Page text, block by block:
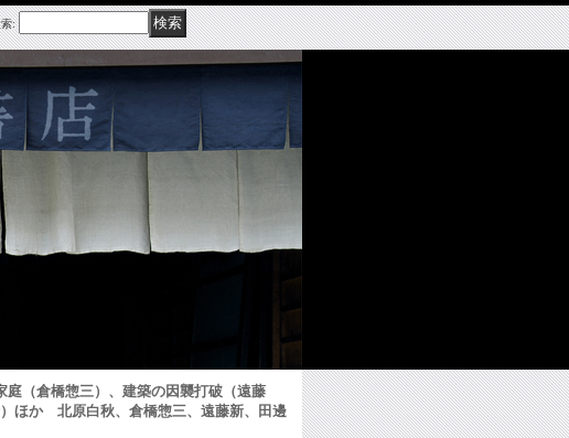
:
（倉橋惣三）、建築の因襲打破（遠藤
ほか 北原白秋、倉橋惣三、遠藤新、田邊